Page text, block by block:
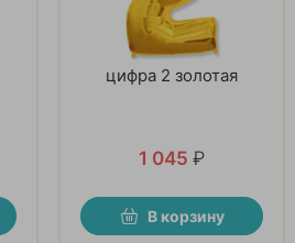
цифра 2 золотая
1 045 ₽
В корзину